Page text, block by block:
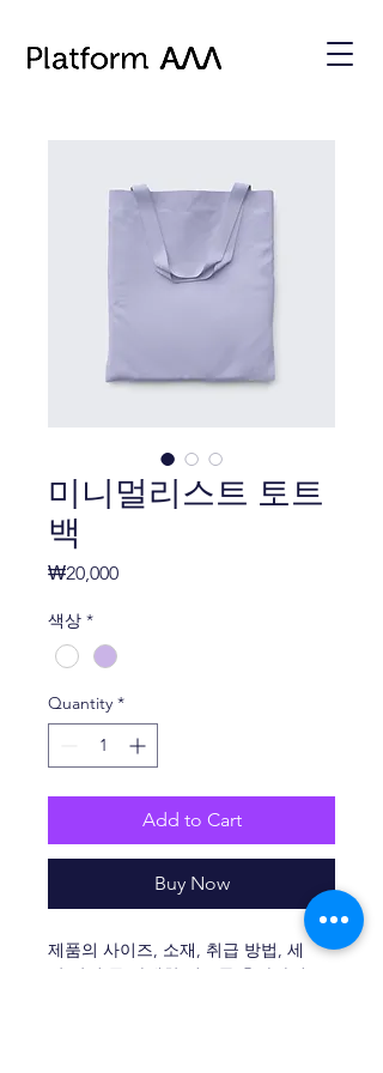
미니멀리스트 토트
백
₩20,000Price
색상 *
Quantity *
Add to Cart
Buy Now
제품의 사이즈, 소재, 취급 방법, 세
탁 방법 등 자세한 정보를 추가하기